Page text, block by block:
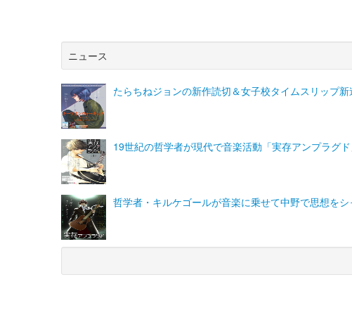
ニュース
たらちねジョンの新作読切＆女子校タイムスリップ
19世紀の哲学者が現代で音楽活動「実存アンプラグ
哲学者・キルケゴールが音楽に乗せて中野で思想を